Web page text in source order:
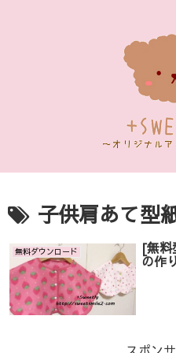
子供肩あて型
無料ダウンロード [無料
の作